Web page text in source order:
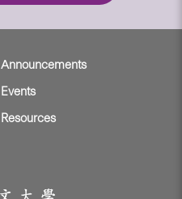
Announcements
Events
Resources